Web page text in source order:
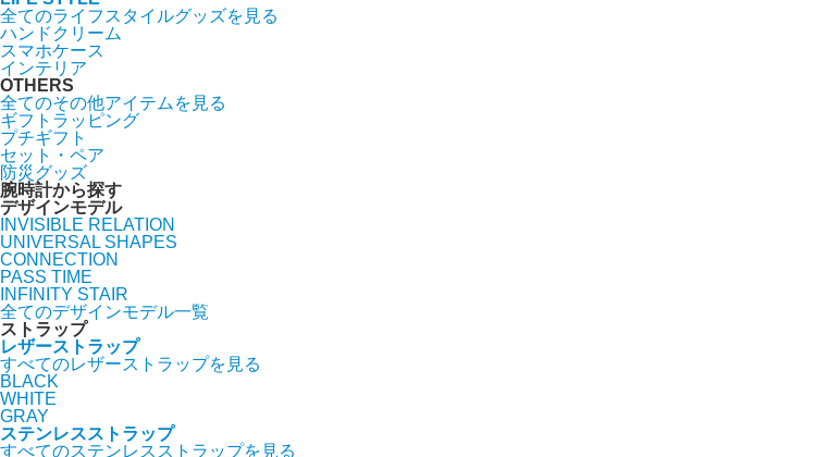
全てのライフスタイルグッズを見る
ハンドクリーム
スマホケース
インテリア
OTHERS
全てのその他アイテムを見る
ギフトラッピング
プチギフト
セット・ペア
防災グッズ
腕時計から探す
デザインモデル
INVISIBLE RELATION
UNIVERSAL SHAPES
CONNECTION
PASS TIME
INFINITY STAIR
全てのデザインモデル一覧
ストラップ
レザーストラップ
すべてのレザーストラップを見る
BLACK
WHITE
GRAY
ステンレスストラップ
すべてのステンレスストラップを見る